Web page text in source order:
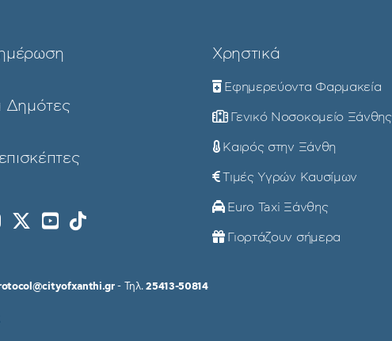
Δημότες
Χρηστικά
Εφημερεύοντα Φαρμακεία
Γενικό Νοσοκομείο Ξάνθης
Καιρός στην Ξάνθη
Τιμές Υγρών Καυσίμων
Euro Taxi Ξάνθης
Γιορτάζουν σήμερα
- Τηλ.25413-50814